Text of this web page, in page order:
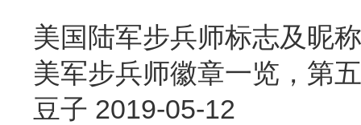
美国陆军步兵师标志及昵
美军步兵师徽章一览，第
豆子 2019-05-12